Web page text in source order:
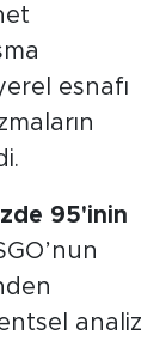
esnafı
95'inin
analiz